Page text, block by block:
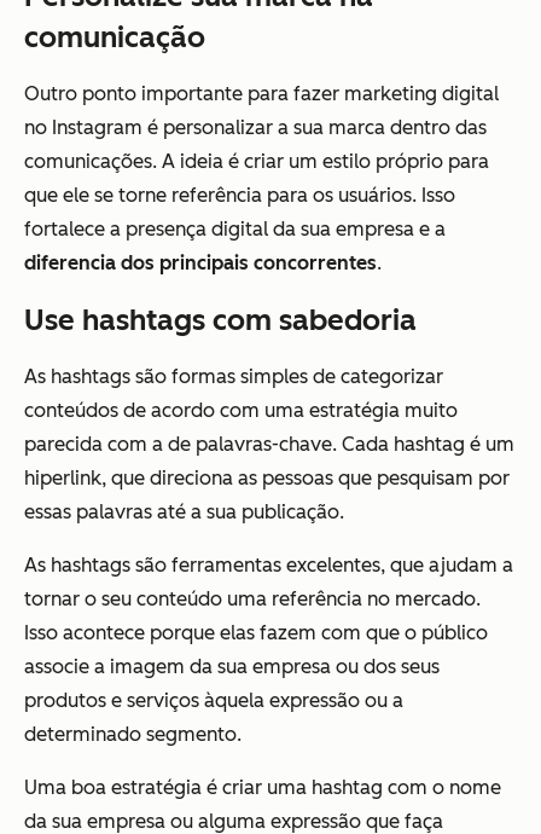
comunicação
Outro ponto importante para fazer marketing digital
no Instagram é personalizar a sua marca dentro das
comunicações. A ideia é criar um estilo próprio para
que ele se torne referência para os usuários. Isso
fortalece a presença digital da sua empresa e a
diferencia dos principais concorrentes.
Use hashtags com sabedoria
As hashtags são formas simples de categorizar
conteúdos de acordo com uma estratégia muito
parecida com a de palavras-chave. Cada hashtag é um
hiperlink, que direciona as pessoas que pesquisam por
essas palavras até a sua publicação.
As hashtags são ferramentas excelentes, que ajudam a
tornar o seu conteúdo uma referência no mercado.
Isso acontece porque elas fazem com que o público
associe a imagem da sua empresa ou dos seus
produtos e serviços àquela expressão ou a
determinado segmento.
Uma boa estratégia é criar uma hashtag com o nome
da sua empresa ou alguma expressão que faça